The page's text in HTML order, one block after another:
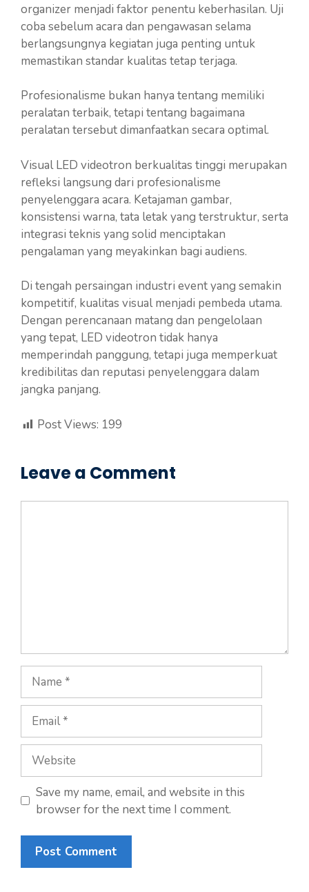
organizer menjadi faktor penentu keberhasilan. Uji
coba sebelum acara dan pengawasan selama
berlangsungnya kegiatan juga penting untuk
memastikan standar kualitas tetap terjaga.
Profesionalisme bukan hanya tentang memiliki
peralatan terbaik, tetapi tentang bagaimana
peralatan tersebut dimanfaatkan secara optimal.
Visual LED videotron berkualitas tinggi merupakan
refleksi langsung dari profesionalisme
penyelenggara acara. Ketajaman gambar,
konsistensi warna, tata letak yang terstruktur, serta
integrasi teknis yang solid menciptakan
pengalaman yang meyakinkan bagi audiens.
Di tengah persaingan industri event yang semakin
kompetitif, kualitas visual menjadi pembeda utama.
Dengan perencanaan matang dan pengelolaan
yang tepat, LED videotron tidak hanya
memperindah panggung, tetapi juga memperkuat
kredibilitas dan reputasi penyelenggara dalam
jangka panjang.
Post Views: 199
Leave a Comment
Save my name, email, and website in this
browser for the next time I comment.